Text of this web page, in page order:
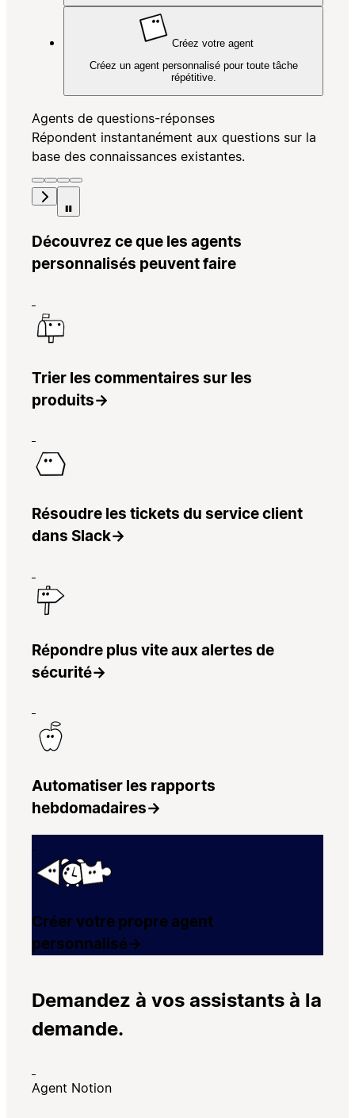
Créez votre agent
Créez un agent personnalisé pour toute tâche
répétitive.
Agents de questions-réponses
Répondent instantanément aux questions sur la
base des connaissances existantes.
Découvrez ce que les agents
personnalisés peuvent faire
Trier les commentaires sur les
produits→
Résoudre les tickets du service client
dans Slack→
Répondre plus vite aux alertes de
sécurité→
Automatiser les rapports
hebdomadaires→
Créer votre propre agent
personnalisé→
Demandez à vos assistants à la
demande.
Agent Notion